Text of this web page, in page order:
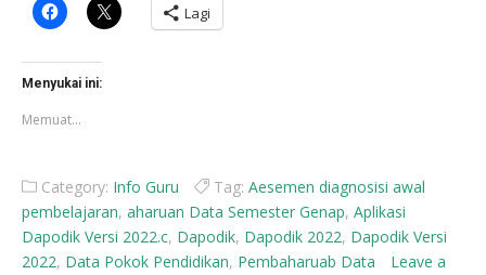
Klik
untuk
Facebook(Membuka
di
jendela
baru)
Klik
untuk
berbagi
Lagi
Menyukai ini:
Memuat...
Category: Info Guru Tag: Aesemen diagnosisi awal
pembelajaran, aharuan Data Semester Genap, Aplikasi
Dapodik Versi 2022.c, Dapodik, Dapodik 2022, Dapodik Versi
2022, Data Pokok Pendidikan, Pembaharuab Data
Leave a